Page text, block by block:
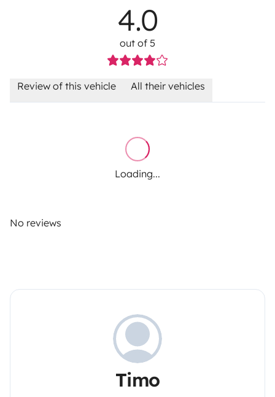
4.0
out of 5
Review of this vehicle All their vehicles
Loading...
No reviews
Timo